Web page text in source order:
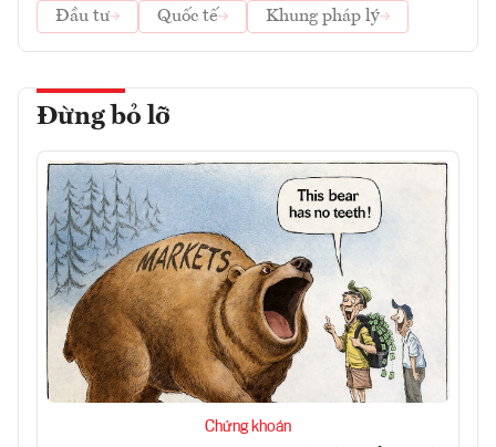
Đầu tư
Quốc tế Khung pháp lý
Đừng bỏ lỡ
Chứng khoán